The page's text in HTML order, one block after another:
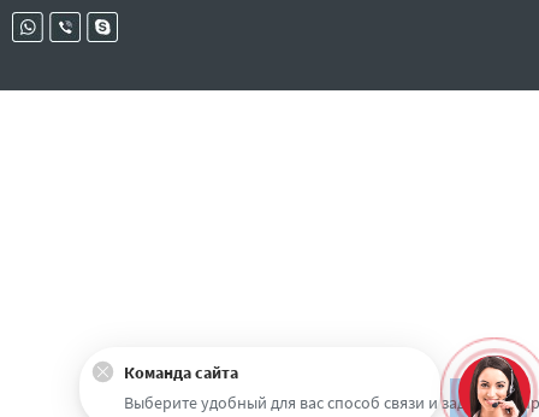
Наверх
Команда сайта
Выберите удобный для вас способ связи и задайте